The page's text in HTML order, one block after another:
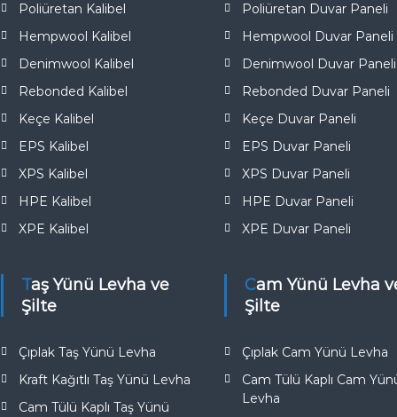
Poliüretan Kalibel
Hempwool Kalibel
Denimwool Kalibel
Rebonded Kalibel
Keçe Kalibel
EPS Kalibel
XPS Kalibel
HPE Kalibel
XPE Kalibel
Taş Yünü Levha ve
Şilte
Çıplak Taş Yünü Levha
Kraft Kağıtlı Taş Yünü Levha
Cam Tülü Kaplı Taş Yünü
Poliüretan Duvar Paneli
Hempwool Duvar Paneli
Denimwool Duvar Paneli
Rebonded Duvar Paneli
Keçe Duvar Paneli
EPS Duvar Paneli
XPS Duvar Paneli
HPE Duvar Paneli
XPE Duvar Paneli
Cam Yünü Levha ve
Şilte
Çıplak Cam Yünü Levha
Cam Tülü Kaplı Cam
Levha